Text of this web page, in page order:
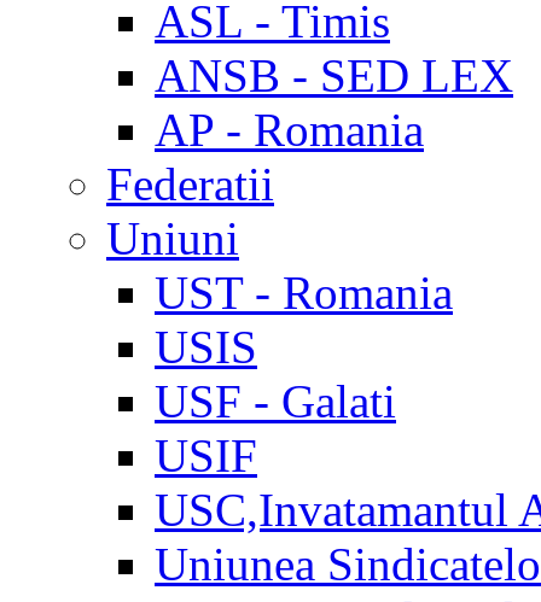
ASL - Timis
ANSB - SED LEX
AP - Romania
Federatii
Uniuni
UST - Romania
USIS
USF - Galati
USIF
USC,Invatamantul
Uniunea